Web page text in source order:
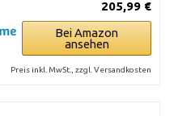
205,99 €
Bei Amazon
ansehen
Preis inkl. MwSt., zzgl. Versandkosten